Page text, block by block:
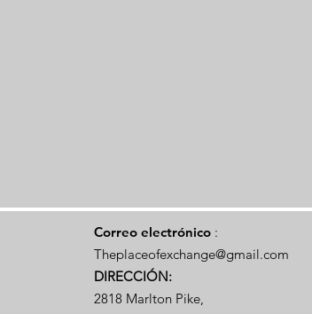
Correo electrónico :
Theplaceofexchange@gmail.com
DIRECCIÓN:
2818 Marlton Pike,